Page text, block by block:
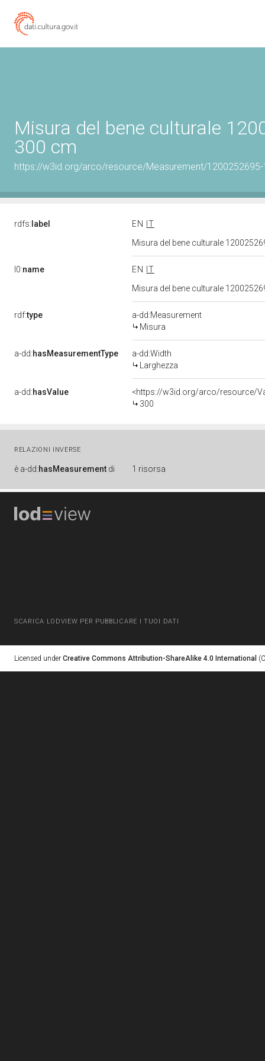
Misura del bene culturale
300 cm
https://w3id.org/arco/resource/Measurement/1200252695-
rdfs: label EN
IT
Misura del bene culturale
l0:name EN
IT
Misura del bene culturale
rdf:type
a-dd:Measurement
Misura
a-dd:hasMeasurementType
a-dd:Width
Larghezza
a-dd:hasValue
<https://w3id.org/arco/resource/
300
RELAZIONI INVERSE
è a-dd:hasMeasurement di 1 risorsa
SCARICA LODVIEW PER PUBBLICARE I TUOI DATI
Licensed under Creative Commons Attribution-ShareAlike 4.0 International